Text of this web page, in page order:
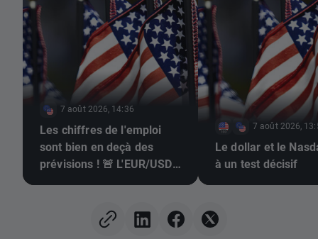
7 août 2026, 14:36
Les chiffres de l'emploi
sont bien en deçà des
prévisions ! 🚨 L'EUR/USD
7 août 2026,
Le dollar et le
à un test décisif